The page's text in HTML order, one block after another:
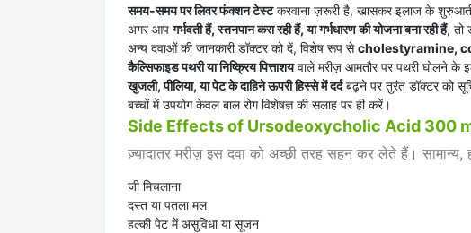
समय-समय पर लिवर फंक्शन टेस्टकरवाना ज़रूरी है, खासकर इलाज के शुरुआती
अगर आपगर्भवती हैं, स्तनपान करा रही हैं, या गर्भधारण की योजना बना रही हैं, तो
अन्य दवाओं की जानकारी डॉक्टर को दें, विशेष रूप सेcholestyramine,
कैल्सिफाइड पथरी या निष्क्रिय पित्ताशयवाले मरीज़ आमतौर पर पथरी घोलने के
खुजली, पीलिया, या पेट के दाहिने ऊपरी हिस्से में दर्दबढ़ने पर तुरंत डॉक्टर को
बच्चों में उपयोग केवल बाल रोग विशेषज्ञ की सलाह पर ही करें।
Side Effects of Ursodeoxycholic Acid 300
ज़्यादातर मरीज़ इस दवा को अच्छी तरह सहन कर लेते हैं।
जी मिचलाना
दस्त या पतला मल
हल्की पेट में असुविधा या सूजन